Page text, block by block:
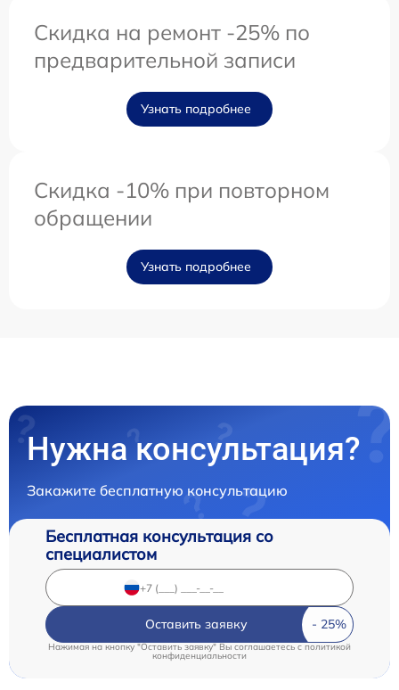
Скидка на ремонт -25% по
предварительной записи
Узнать подробнее
Скидка -10% при повторном
обращении
Узнать подробнее
Нужна консультация?
Закажите бесплатную консультацию
Бесплатная консультация со
специалистом
Оставить заявку
Нажимая на кнопку "Оставить заявку" Вы соглашаетесь c политикой
конфиденциальности